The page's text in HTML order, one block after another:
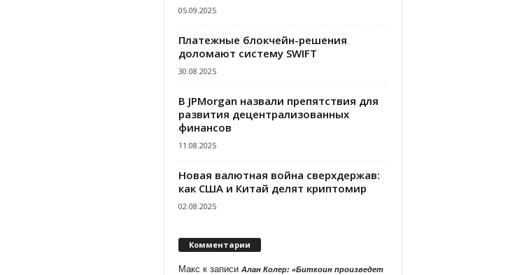
05.09.2025
Платежные блокчейн-решения
доломают систему SWIFT
30.08.2025
В JPMorgan назвали препятствия для
развития децентрализованных
финансов
11.08.2025
Новая валютная война сверхдержав:
как США и Китай делят криптомир
02.08.2025
Комментарии
Макс к записи Алан Колер: «Биткоин произведет